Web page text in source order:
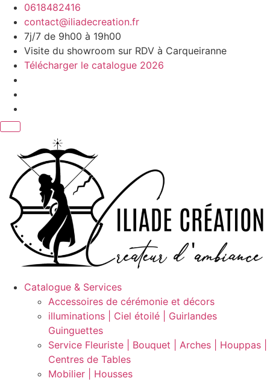
Aller
contenu
0618482416
contact@iliadecreation.fr
7j/7 de 9h00 à 19h00
Visite du showroom sur RDV à Carqueiranne
Télécharger le catalogue 2026
Catalogue & Services
Accessoires de cérémonie et décors
illuminations | Ciel étoilé | Guirlandes
Guinguettes
Service Fleuriste | Bouquet | Arches | Houppas |
Centres de Tables
Mobilier | Housses